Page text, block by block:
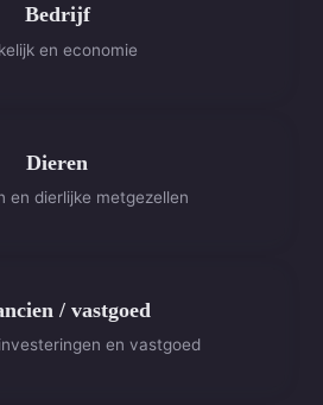
Bedrijf
en economie
Dieren
en dierlijke metgezellen
/ vastgoed
en vastgoed